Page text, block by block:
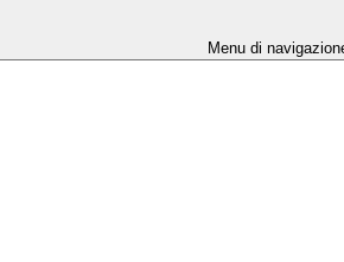
Menu di